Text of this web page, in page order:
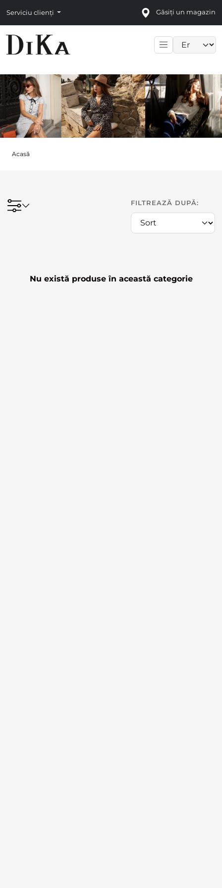
Serviciu clienți Găsiți un magazin
Acasă
FILTREAZĂ DUPĂ:
Nu există produse în această categorie